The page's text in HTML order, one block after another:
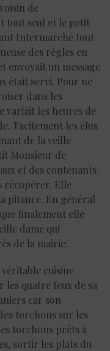
de
tout seul et le petit
Intermarché tout
des règles en
envoyait un message
était servi. Pour ne
dans les
variait les heures de
Tacitement les élus
de la veille
Monsieur de
et des contenants
récupérer. Elle
pitance. En général
finalement elle
dame qui
de la mairie.
cuisine
les quatre feux de sa
car son
torchons sur les
torchons prêts à
sortir les plats du